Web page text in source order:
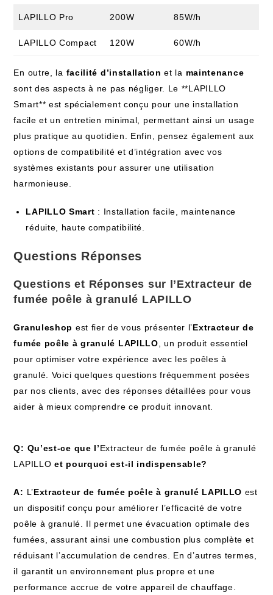
LAPILLO Pro 200W 85W/h
LAPILLO Compact 120W 60W/h
En outre, la facilité d’installation et la maintenance
sont des aspects à ne pas négliger. Le **LAPILLO
Smart** est spécialement conçu pour une installation
facile et un entretien minimal, permettant ainsi un usage
plus pratique au quotidien. Enfin, pensez également aux
options de compatibilité et d’intégration avec vos
systèmes existants pour assurer une utilisation
harmonieuse.
LAPILLO Smart : Installation facile, maintenance
réduite, haute compatibilité.
Questions Réponses
Questions et Réponses sur l’Extracteur de
fumée poêle à granulé LAPILLO
Granuleshop est fier de vous présenter l’Extracteur de
fumée poêle à granulé LAPILLO , un produit essentiel
pour optimiser votre expérience avec les poêles à
granulé. Voici quelques questions fréquemment posées
par nos clients, avec des réponses détaillées pour vous
aider à mieux comprendre ce produit innovant.
Q: Qu’est-ce que l’Extracteur de fumée poêle à granulé
LAPILLO et pourquoi est-il indispensable?
A: L’Extracteur de fumée poêle à granulé LAPILLO est
un dispositif conçu pour améliorer l’efficacité de votre
poêle à granulé. Il permet une évacuation optimale des
fumées, assurant ainsi une combustion plus complète et
réduisant l’accumulation de cendres. En d’autres termes,
il garantit un environnement plus propre et une
performance accrue de votre appareil de chauffage.